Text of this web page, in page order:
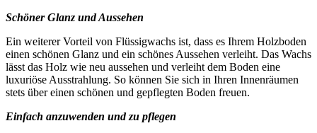
Schöner Glanz und Aussehen
Ein weiterer Vorteil von Flüssigwachs ist, dass es Ihrem Holzboden
einen schönen Glanz und ein schönes Aussehen verleiht. Das Wachs
lässt das Holz wie neu aussehen und verleiht dem Boden eine
luxuriöse Ausstrahlung. So können Sie sich in Ihren Innenräumen
stets über einen schönen und gepflegten Boden freuen.
Einfach anzuwenden und zu pflegen